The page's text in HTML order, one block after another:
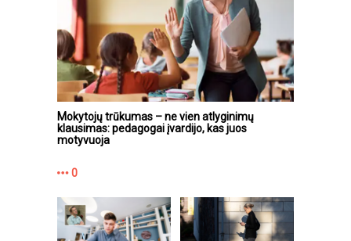
Mokytojų trūkumas – ne vien atlyginimų
klausimas: pedagogai įvardijo, kas juos
motyvuoja
0